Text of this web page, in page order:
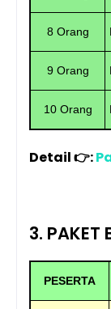
8 Orang
9 Orang
10 Orang
Detail 👉:
3. PAKET
PESERTA